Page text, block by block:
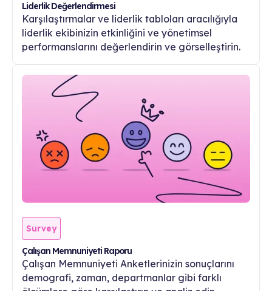
Liderlik Değerlendirmesi
Karşılaştırmalar ve liderlik tabloları aracılığıyla
liderlik ekibinizin etkinliğini ve yönetimsel
performanslarını değerlendirin ve görselleştirin.
Survey
Çalışan Memnuniyeti Raporu
Çalışan Memnuniyeti Anketlerinizin sonuçlarını
demografi, zaman, departmanlar gibi farklı